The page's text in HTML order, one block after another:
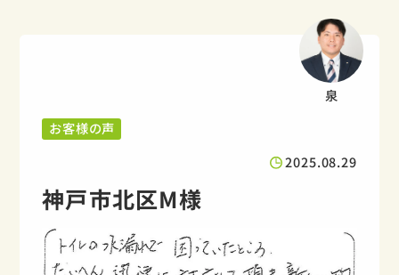
泉
お客様の声
2025.08.29
神戸市北区M様